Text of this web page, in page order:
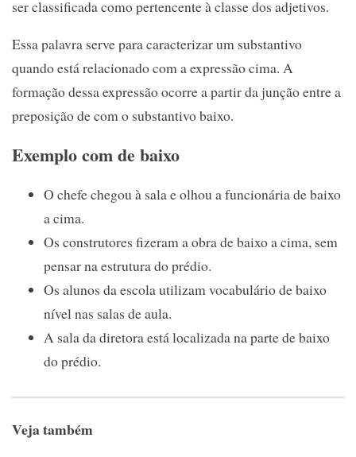
ser classificada como pertencente à classe dos adjetivos.
Essa palavra serve para caracterizar um substantivo
quando está relacionado com a expressão cima. A
formação dessa expressão ocorre a partir da junção entre a
preposição de com o substantivo baixo.
Exemplo com de baixo
O chefe chegou à sala e olhou a funcionária de baixo
a cima.
Os construtores fizeram a obra de baixo a cima, sem
pensar na estrutura do prédio.
Os alunos da escola utilizam vocabulário de baixo
nível nas salas de aula.
A sala da diretora está localizada na parte de baixo
do prédio.
Veja também